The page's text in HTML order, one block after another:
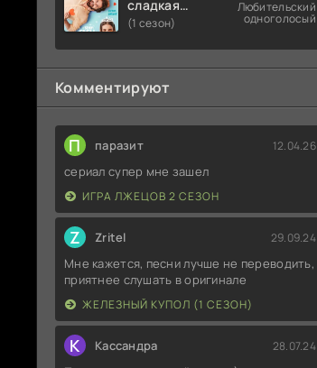
сладкая
ложь 1
(1 сезон)
Любительский
одноголосый
Комментируют
П паразит 12.04.26
сериал супер мне зашел
ИГРА ЛЖЕЦОВ 2 СЕЗОН
Z Zritel 29.09.24
Мне кажется, песни лучше не переводить,
приятнее слушать в оригинале
ЖЕЛЕЗНЫЙ КУПОЛ (1 СЕЗОН)
К Кассандра 28.07.24